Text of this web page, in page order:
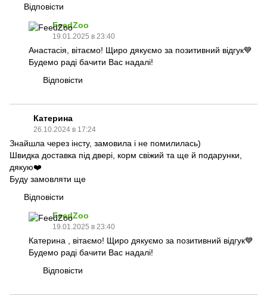
Відповісти
FeedZoo
19.01.2025 в 23:40
Анастасія, вітаємо! Щиро дякуємо за позитивний відгук💙
Будемо раді бачити Вас надалі!
Відповісти
Катерина
26.10.2024 в 17:24
Знайшла через інсту, замовила і не помилилась)
Швидка доставка під двері, корм свіжий та ще й подарунки,
дякую❤️
Буду замовляти ще
Відповісти
FeedZoo
19.01.2025 в 23:40
Катерина , вітаємо! Щиро дякуємо за позитивний відгук💙
Будемо раді бачити Вас надалі!
Відповісти